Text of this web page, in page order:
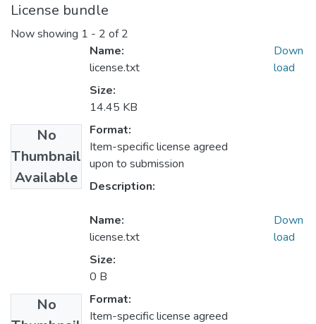
License bundle
Now showing 1 - 2 of 2
No
Thumbnail
Available
Name:
license.txt
Size:
14.45 KB
Format:
Item-specific license agreed
upon to submission
Description:
Down
load
No
Name:
license.txt
Size:
0 B
Format:
Item-specific license agreed
Down
load